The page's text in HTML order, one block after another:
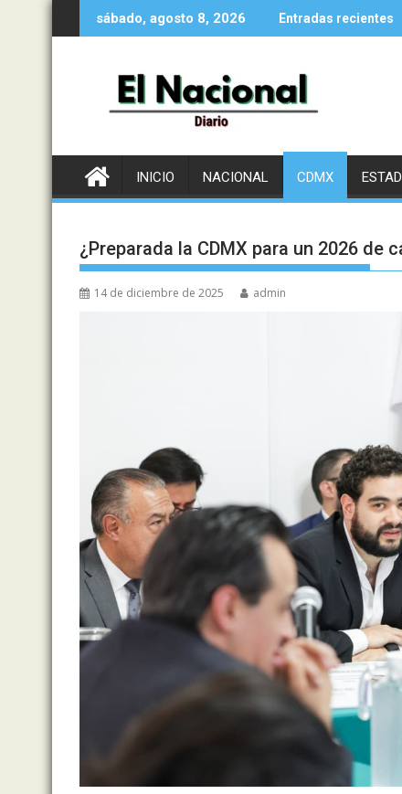
al
sábado, agosto 8, 2026 Entradas recientes
INICIO NACIONAL CDMX
¿Preparada la CDMX para un 2026
14 de diciembre de 2025 admin